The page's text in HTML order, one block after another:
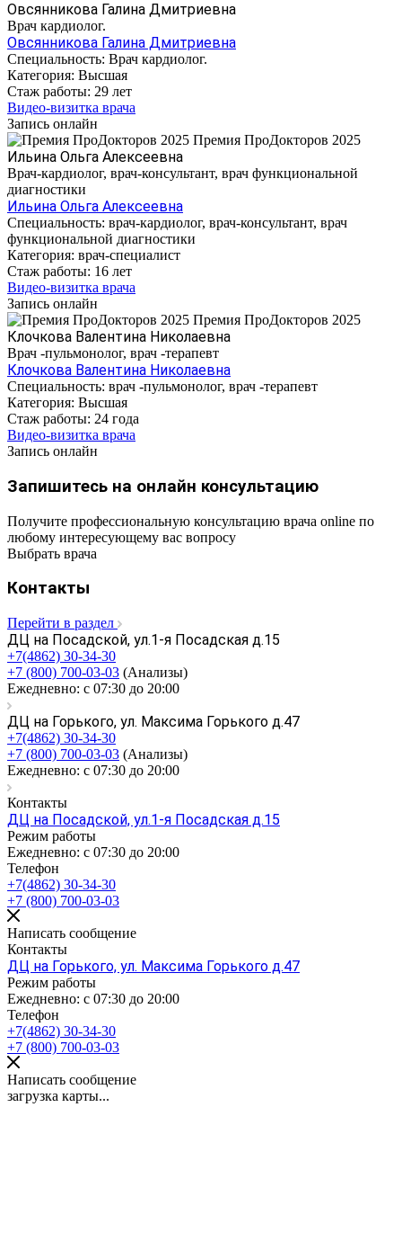
Овсянникова Галина Дмитриевна
Врач кардиолог.
Овсянникова Галина Дмитриевна
Специальность: Врач кардиолог.
Категория: Высшая
Стаж работы: 29 лет
Видео-визитка врача
Запись онлайн
Премия ПроДокторов 2025
Ильина Ольга Алексеевна
Врач-кардиолог, врач-консультант, врач функциональной
диагностики
Ильина Ольга Алексеевна
Специальность: врач-кардиолог, врач-консультант, врач
функциональной диагностики
Категория: врач-специалист
Стаж работы: 16 лет
Видео-визитка врача
Запись онлайн
Премия ПроДокторов 2025
Клочкова Валентина Николаевна
Врач -пульмонолог, врач -терапевт
Клочкова Валентина Николаевна
Специальность: врач -пульмонолог, врач -терапевт
Категория: Высшая
Стаж работы: 24 года
Видео-визитка врача
Запись онлайн
Запишитесь на онлайн консультацию
Получите профессиональную консультацию врача online по
любому интересующему вас вопросу
Выбрать врача
Контакты
Перейти в раздел
ДЦ на Посадской, ул.1-я Посадская д.15
+7(4862) 30-34-30
+7 (800) 700-03-03 (Анализы)
Ежедневно: с 07:30 до 20:00
ДЦ на Горького, ул. Максима Горького д.47
+7(4862) 30-34-30
+7 (800) 700-03-03 (Анализы)
Ежедневно: с 07:30 до 20:00
Контакты
ДЦ на Посадской, ул.1-я Посадская д.15
Режим работы
Ежедневно: с 07:30 до 20:00
Телефон
+7(4862) 30-34-30
+7 (800) 700-03-03
Написать сообщение
Контакты
ДЦ на Горького, ул. Максима Горького д.47
Режим работы
Ежедневно: с 07:30 до 20:00
Телефон
+7(4862) 30-34-30
+7 (800) 700-03-03
Написать сообщение
загрузка карты...